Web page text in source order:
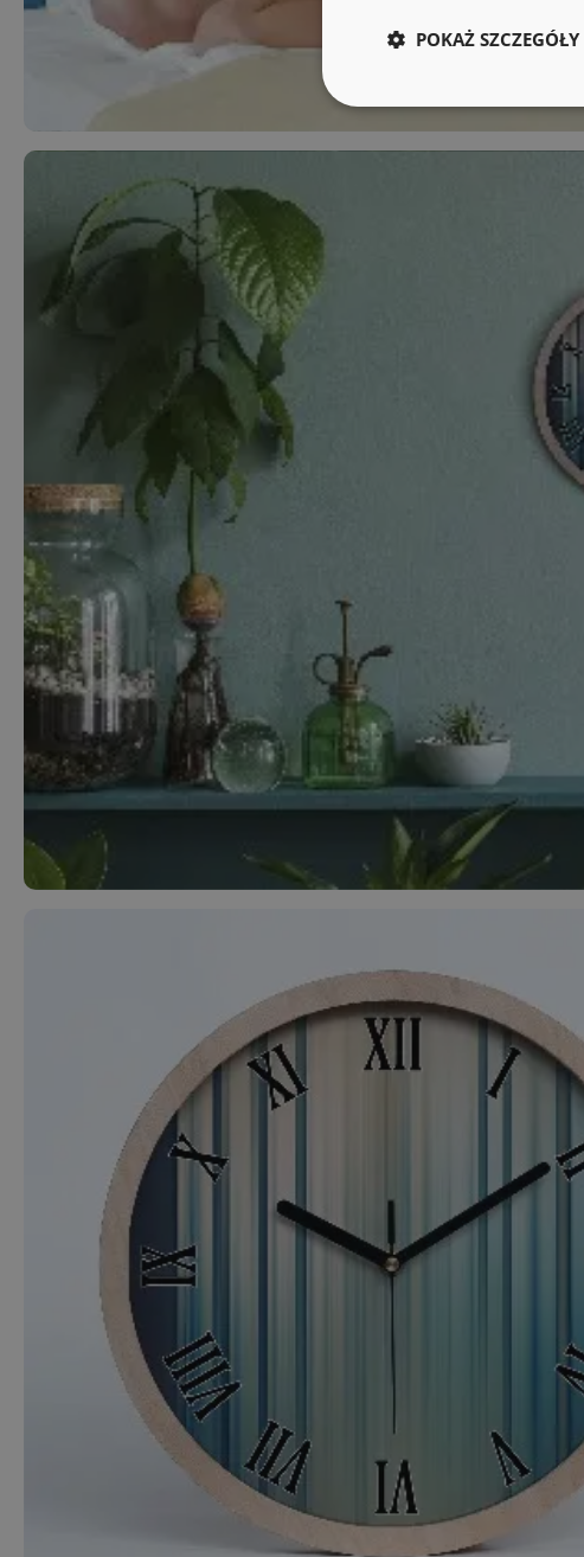
POKAŻ SZCZEGÓŁY